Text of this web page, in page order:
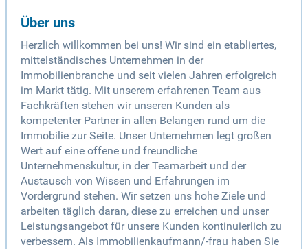
Über uns
Herzlich willkommen bei uns! Wir sind ein etabliertes,
mittelständisches Unternehmen in der
Immobilienbranche und seit vielen Jahren erfolgreich
im Markt tätig. Mit unserem erfahrenen Team aus
Fachkräften stehen wir unseren Kunden als
kompetenter Partner in allen Belangen rund um die
Immobilie zur Seite. Unser Unternehmen legt großen
Wert auf eine offene und freundliche
Unternehmenskultur, in der Teamarbeit und der
Austausch von Wissen und Erfahrungen im
Vordergrund stehen. Wir setzen uns hohe Ziele und
arbeiten täglich daran, diese zu erreichen und unser
Leistungsangebot für unsere Kunden kontinuierlich zu
verbessern. Als Immobilienkaufmann/-frau haben Sie